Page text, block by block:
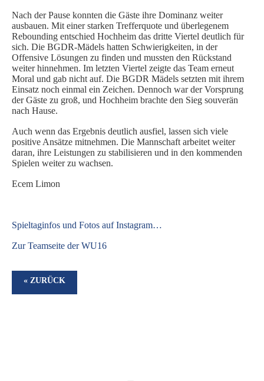
TRAINER*INNEN
DER VORSTAND
ORTHOPÄDISCHES TEAM
FÖRDERUNG
MITGLIEDSANTRAG
BLOG
Nach der Pause konnten die Gäste ihre Dominanz weiter
ausbauen. Mit einer starken Trefferquote und überlegenem
Rebounding entschied Hochheim das dritte Viertel deutlich für
sich. Die BGDR-Mädels hatten Schwierigkeiten, in der
Offensive Lösungen zu finden und mussten den Rückstand
weiter hinnehmen. Im letzten Viertel zeigte das Team erneut
Moral und gab nicht auf. Die BGDR Mädels setzten mit ihrem
Einsatz noch einmal ein Zeichen. Dennoch war der Vorsprung
der Gäste zu groß, und Hochheim brachte den Sieg souverän
nach Hause.
Auch wenn das Ergebnis deutlich ausfiel, lassen sich viele
positive Ansätze mitnehmen. Die Mannschaft arbeitet weiter
daran, ihre Leistungen zu stabilisieren und in den kommenden
Spielen weiter zu wachsen.
Ecem Limon
Spieltaginfos und Fotos auf Instagram…
Zur Teamseite der WU16
« ZURÜCK